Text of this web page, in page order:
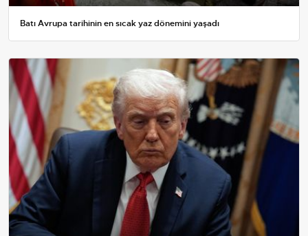
Batı Avrupa tarihinin en sıcak yaz dönemini yaşadı